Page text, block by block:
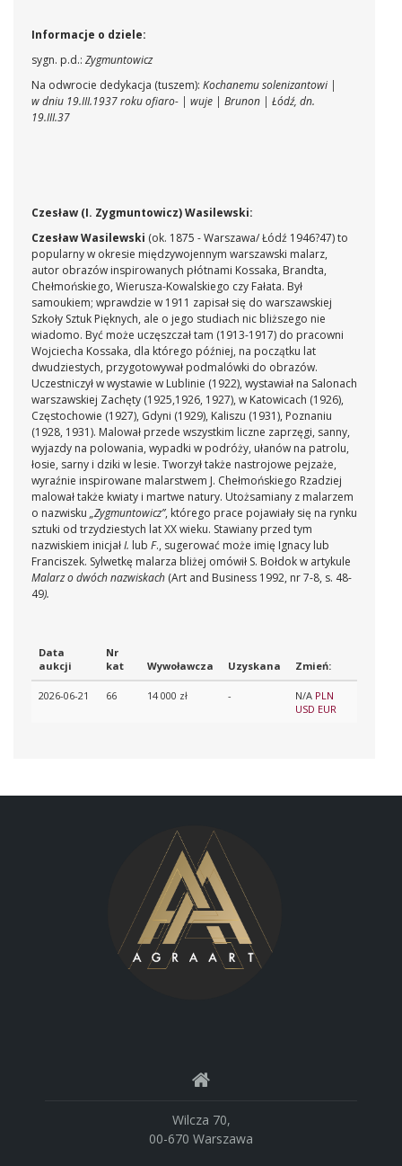
Informacje o dziele:
sygn. p.d.: Zygmuntowicz
Na odwrocie dedykacja (tuszem): Kochanemu solenizantowi |
w dniu 19.III.1937 roku ofiaro- | wuje | Brunon | Łódź, dn.
19.III.37
Czesław (I. Zygmuntowicz) Wasilewski:
Czesław Wasilewski (ok. 1875 - Warszawa/ Łódź 1946?47) to
popularny w okresie międzywojennym warszawski malarz,
autor obrazów inspirowanych płótnami Kossaka, Brandta,
Chełmońskiego, Wierusza-Kowalskiego czy Fałata. Był
samoukiem; wprawdzie w 1911 zapisał się do warszawskiej
Szkoły Sztuk Pięknych, ale o jego studiach nic bliższego nie
wiadomo. Być może uczęszczał tam (1913-1917) do pracowni
Wojciecha Kossaka, dla którego później, na początku lat
dwudziestych, przygotowywał podmalówki do obrazów.
Uczestniczył w wystawie w Lublinie (1922), wystawiał na Salonach
warszawskiej Zachęty (1925,1926, 1927), w Katowicach (1926),
Częstochowie (1927), Gdyni (1929), Kaliszu (1931), Poznaniu
(1928, 1931). Malował przede wszystkim liczne zaprzęgi, sanny,
wyjazdy na polowania, wypadki w podróży, ułanów na patrolu,
łosie, sarny i dziki w lesie. Tworzył także nastrojowe pejzaże,
wyraźnie inspirowane malarstwem J. Chełmońskiego Rzadziej
malował także kwiaty i martwe natury. Utożsamiany z malarzem
o nazwisku „Zygmuntowicz”, którego prace pojawiały się na rynku
sztuki od trzydziestych lat XX wieku. Stawiany przed tym
nazwiskiem inicjałI. lub F., sugerować może imię Ignacy lub
Franciszek. Sylwetkę malarza bliżej omówił S. Bołdok w artykule
Malarz o dwóch nazwiskach (Art and Business 1992, nr 7-8, s. 48-
49).
Data
aukcji
Nr
kat
Wywoławcza Uzyskana Zmień:
2026-06-21 66 14 000 zł - N/A PLN
USD EUR
Wilcza 70,
00-670 Warszawa